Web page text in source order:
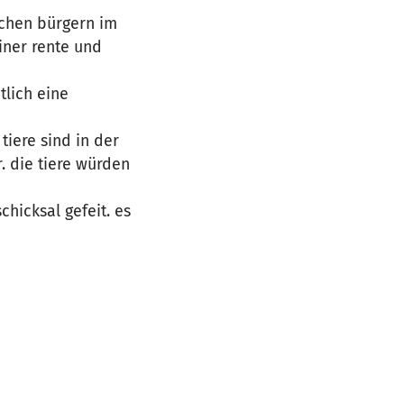
bürgern im
rente und
eine
sind in der
die tiere würden
gefeit. es